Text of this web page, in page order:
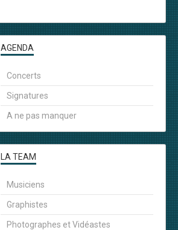
AGENDA
Concerts
Signatures
A ne pas manquer
LA TEAM
Musiciens
Graphistes
Photographes et Vidéastes